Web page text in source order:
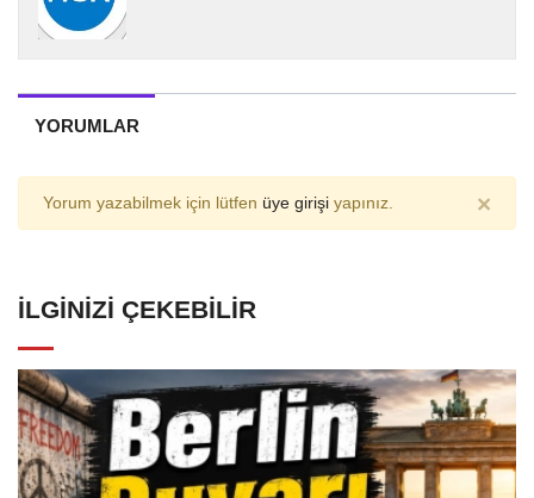
YORUMLAR
Yorum yazabilmek için lütfen üye girişi yapınız. ×
İLGINIZI ÇEKEBILIR